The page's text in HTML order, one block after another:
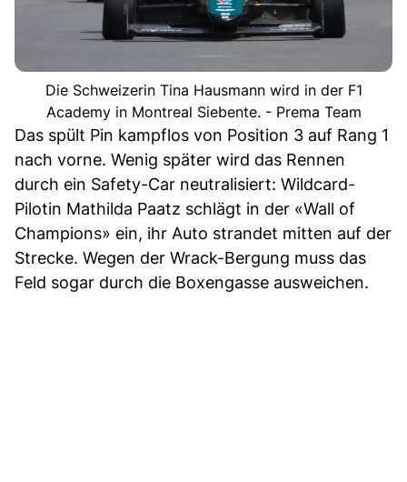
Die Schweizerin Tina Hausmann wird in der F1
Academy in Montreal Siebente. - Prema Team
Das spült Pin kampflos von Position 3 auf Rang 1
nach vorne. Wenig später wird das Rennen
durch ein Safety-Car neutralisiert: Wildcard-
Pilotin Mathilda Paatz schlägt in der «Wall of
Champions» ein, ihr Auto strandet mitten auf der
Strecke. Wegen der Wrack-Bergung muss das
Feld sogar durch die Boxengasse ausweichen.